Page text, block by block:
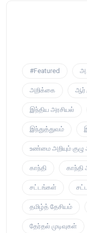
#Featured
அறிக்கை
இந்திய அரசியல்
இந்துத்துவம்
உண்மை அறியும்
காந்தி காந்தி
சட்டங்கள்
தமிழ்த் தேசியம்
தேர்தல் முடிவுகள்